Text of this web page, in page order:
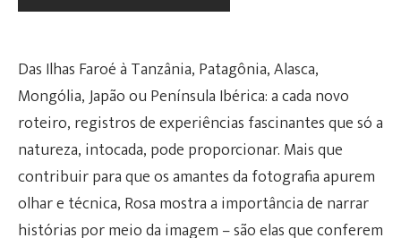
Das Ilhas Faroé à Tanzânia, Patagônia, Alasca,
Mongólia, Japão ou Península Ibérica: a cada novo
roteiro, registros de experiências fascinantes que só a
natureza, intocada, pode proporcionar. Mais que
contribuir para que os amantes da fotografia apurem
olhar e técnica, Rosa mostra a importância de narrar
histórias por meio da imagem – são elas que conferem